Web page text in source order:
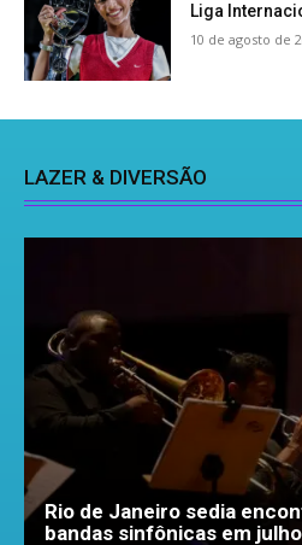
Liga
10 de agosto de
LAZER & DIVERSÃO
Rio de Janeiro sedia
bandas sinfônicas em julho